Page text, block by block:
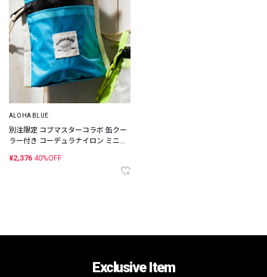
ALOHA BLUE
別注限定 コブマスターコラボ 缶クー
ラー付き コーデュラナイロン ミニウ
¥2,376 40%OFF
Exclusive Item